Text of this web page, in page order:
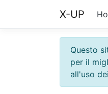
X-UP
Questo
per il
all'uso